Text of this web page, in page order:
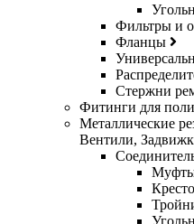
Фильтры и
Фланцы
Стержни
Фитинги для
Металлические
Вентили,